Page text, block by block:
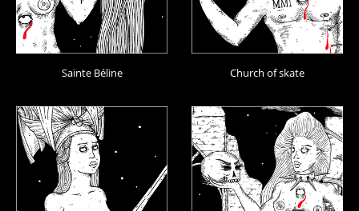
Sainte Béline Church of skate